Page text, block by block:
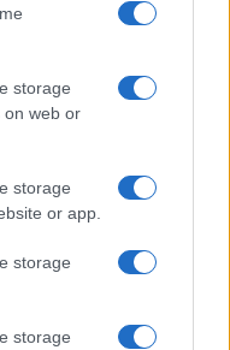
storage
on web or
storage
or app.
storage
storage